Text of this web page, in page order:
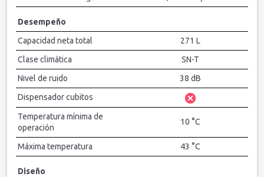
Desempeño
Capacidad neta total
271 L
Clase climática
SN-T
Nivel de ruido
38 dB
Dispensador cubitos
Temperatura mínima de
operación
10 °C
Máxima temperatura 43 °C
Diseño